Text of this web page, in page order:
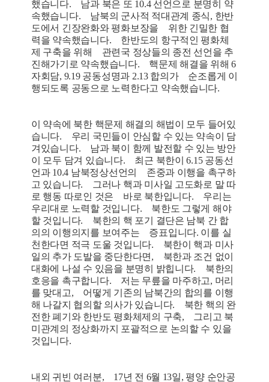
했습니다. 남과 북은 또 10.4 선언으로 분명히 약
속했습니다. 남북의 군사적 적대관계 종식, 한반
도에서 긴장완화와 평화보장을 위한 긴밀한 협
력을 약속했습니다. 한반도의 항구적인 평화체
제 구축을 위해 관련국 정상들의 종전 선언을 추
진해가기로 약속했습니다. 핵문제 해결을 위해 6
자회담, 9.19 공동성명과 2.13 합의가 순조롭게 이
행되도록 공동으로 노력한다고 약속했습니다.
이 약속에 북한 핵문제 해결의 해법이 모두 들어있
습니다. 우리 국민들이 안심할 수 있는 약속이 담
겨있습니다. 남과 북이 함께 발전할 수 있는 방안
이 모두 담겨 있습니다. 최근 북한이 6.15 공동선
언과 10.4 남북정상선언의 존중과 이행을 촉구하
고 있습니다. 그러나 핵과 미사일 고도화로 말 따
로 행동 따로인 것은 바로 북한입니다. 우리는
우리대로 노력할 것입니다. 북한도 그렇게 해야
할 것입니다. 북한의 핵 포기 결단은 남북 간 합
의의 이행의지를 보여주는 증표입니다. 이를 실
천한다면 적극 도울 것입니다. 북한이 핵과 미사
일의 추가 도발을 중단한다면, 북한과 조건 없이
대화에 나설 수 있음을 분명히 밝힙니다. 북한의
호응을 촉구합니다. 저는 무릎을 마주하고, 머리
를 맞대고, 어떻게 기존의 남북간의 합의를 이행
해 나갈지 협의할 의사가 있습니다. 북한 핵의 완
전한 폐기와 한반도 평화체제의 구축, 그리고 북
미관계의 정상화까지 포괄적으로 논의할 수 있을
것입니다.
내외 귀빈 여러분, 17년 전 6월 13일, 평양 순안공